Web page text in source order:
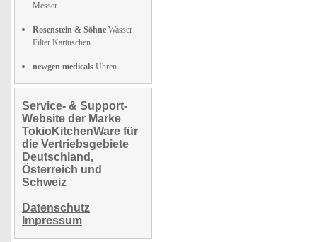
Messer
Rosenstein & Söhne Wasser
Filter Kartuschen
newgen medicals Uhren
Service- & Support-
Website der Marke
TokioKitchenWare für
die Vertriebsgebiete
Deutschland,
Österreich und
Schweiz
Datenschutz
Impressum